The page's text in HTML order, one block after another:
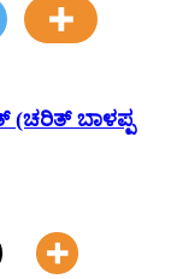
(ಚರಿತ್ ಬಾಳಪ್ಪ